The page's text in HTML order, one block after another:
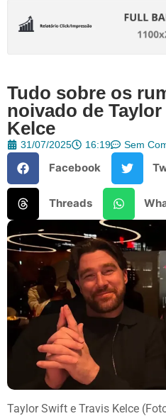
Tudo sobre os
noivado de
Kelce
31/07/2025 16:19 Sem
Facebook
Threads
Taylor Swift e Travis Kelce